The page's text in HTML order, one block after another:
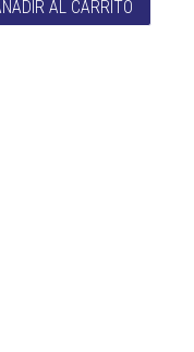
AL CARRITO